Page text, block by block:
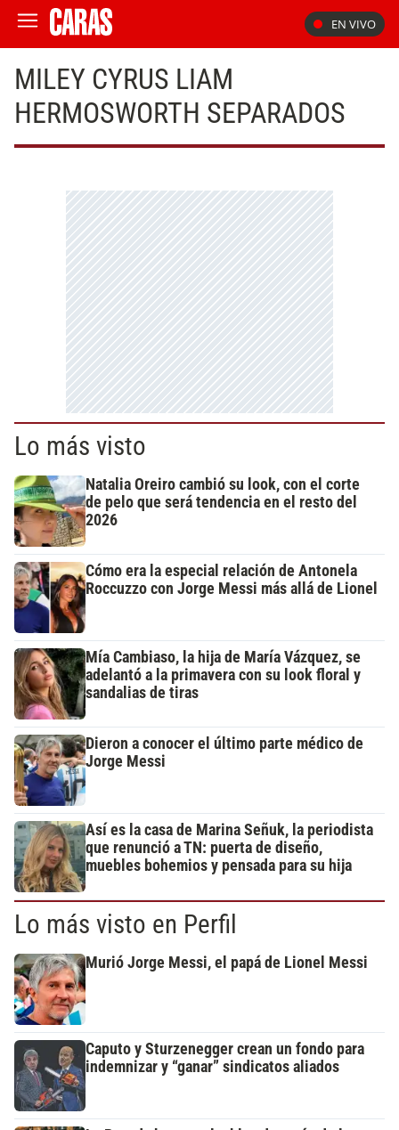
EN VIVO
MILEY CYRUS LIAM
HERMOSWORTH SEPARADOS
Lo más visto
Natalia Oreiro cambió su look, con el corte
de pelo que será tendencia en el resto del
2026
Cómo era la especial relación de Antonela
Roccuzzo con Jorge Messi más allá de Lionel
Mía Cambiaso, la hija de María Vázquez, se
adelantó a la primavera con su look floral y
sandalias de tiras
Dieron a conocer el último parte médico de
Jorge Messi
Así es la casa de Marina Señuk, la periodista
que renunció a TN: puerta de diseño,
muebles bohemios y pensada para su hija
Lo más visto en Perfil
Murió Jorge Messi, el papá de Lionel Messi
Caputo y Sturzenegger crean un fondo para
indemnizar y “ganar” sindicatos aliados